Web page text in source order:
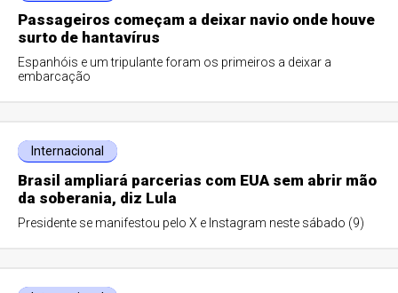
Passageiros começam a deixar navio onde houve
surto de hantavírus
Espanhóis e um tripulante foram os primeiros a deixar a
embarcação
Internacional
Brasil ampliará parcerias com EUA sem abrir mão
da soberania, diz Lula
Presidente se manifestou pelo X e Instagram neste sábado (9)